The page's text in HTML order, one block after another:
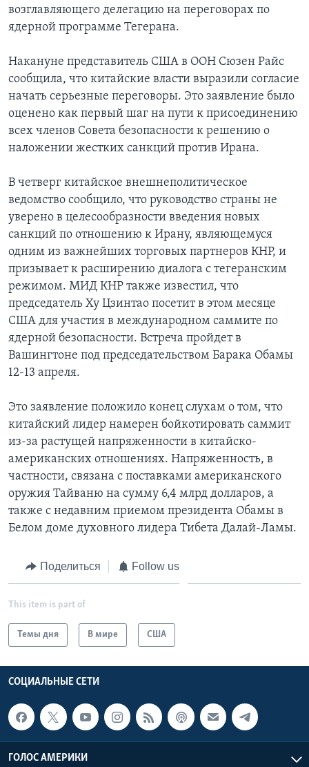
возглавляющего делегацию на переговорах по
ядерной программе Тегерана.
Накануне представитель США в ООН Сюзен Райс
сообщила, что китайские власти выразили согласие
начать серьезные переговоры. Это заявление было
оценено как первый шаг на пути к присоединению
всех членов Совета безопасности к решению о
наложении жестких санкций против Ирана.
В четверг китайское внешнеполитическое
ведомство сообщило, что руководство страны не
уверено в целесообразности введения новых
санкций по отношению к Ирану, являющемуся
одним из важнейших торговых партнеров КНР, и
призывает к расширению диалога с тегеранским
режимом. МИД КНР также известил, что
председатель Ху Цзинтао посетит в этом месяце
США для участия в международном саммите по
ядерной безопасности. Встреча пройдет в
Вашингтоне под председательством Барака Обамы
12-13 апреля.
Это заявление положило конец слухам о том, что
китайский лидер намерен бойкотировать саммит
из-за растущей напряженности в китайско-
американских отношениях. Напряженность, в
частности, связана с поставками американского
оружия Тайваню на сумму 6,4 млрд долларов, а
также с недавним приемом президента Обамы в
Белом доме духовного лидера Тибета Далай-Ламы.
Поделиться Follow us
This item is part of
Темы дня В мире США
СОЦИАЛЬНЫЕ СЕТИ
ГОЛОС АМЕРИКИ